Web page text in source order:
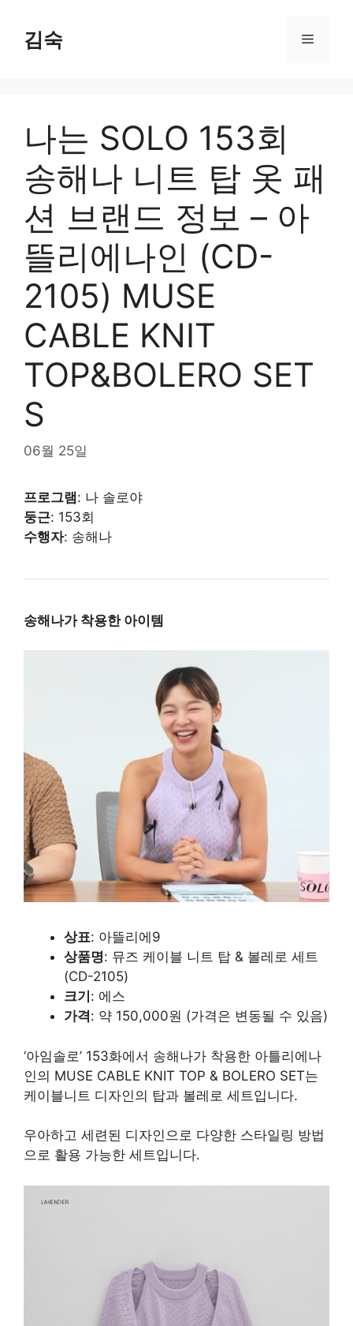
content
김숙 Menu
나는 SOLO 153회
송해나 니트 탑 옷 패
션 브랜드 정보 – 아
뜰리에나인 (CD-
2105) MUSE
CABLE KNIT
TOP&BOLERO SET
S
06월 25일
프로그램: 나 솔로야
둥근: 153회
수행자: 송해나
송해나가 착용한 아이템
상표: 아뜰리에9
상품명: 뮤즈 케이블 니트 탑 & 볼레로 세트
(CD-2105)
크기 : 에스
가격: 약 150,000원 ​​(가격은 변동될 수 있음)
‘아임솔로’ 153화에서 송해나가 착용한 아틀리에나
인의 MUSE CABLE KNIT TOP & BOLERO SET는
케이블니트 디자인의 탑과 볼레로 세트입니다.
우아하고 세련된 디자인으로 다양한 스타일링 방법
으로 활용 가능한 세트입니다.